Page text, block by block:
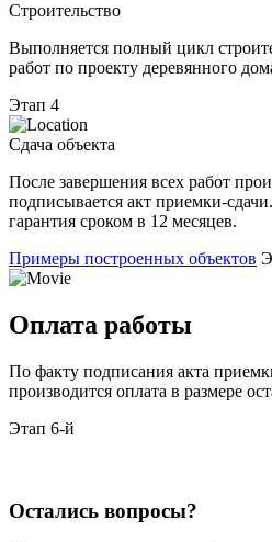
Строительство
Выполняется полный цикл
работ по проекту деревянного
Этап 4
Сдача объекта
После завершения всех работ
подписывается акт приемки-
гарантия сроком в 12 месяцев.
Примеры построенных объектов
Оплата работы
По факту подписания акта
производится оплата в размере
Этап 6-й
Остались вопросы?